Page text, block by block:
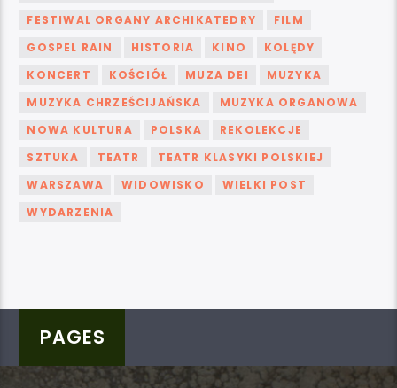
FESTIWAL ORGANY ARCHIKATEDRY
FILM
GOSPEL RAIN
HISTORIA KINO
KOLĘDY
KONCERT
KOŚCIÓŁ MUZA DEI
MUZYKA
MUZYKA CHRZEŚCIJAŃSKA
MUZYKA ORGANOWA
NOWA KULTURA
POLSKA
REKOLEKCJE
SZTUKA
TEATR
TEATR KLASYKI POLSKIEJ
WARSZAWA
WIDOWISKO
WIELKI POST
WYDARZENIA
PAGES